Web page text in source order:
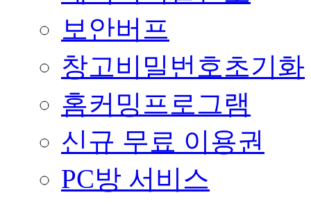
보안버프
창고비밀번호초기화
홈커밍프로그램
신규 무료 이용권
PC방 서비스